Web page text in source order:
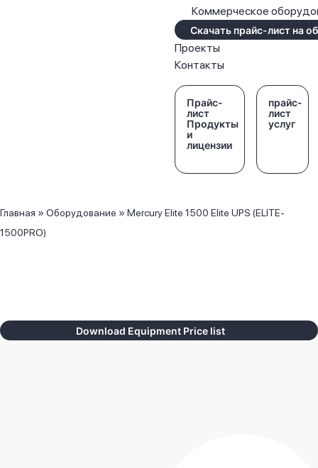
Коммерческое
Скачать прайс-лист на
Проекты
Контакты
Прайс-
лист
Продукты
и
лицензии
прайс-
лист
услуг
Главная » Оборудование » Mercury Elite 1500 Elite UPS (ELITE-
1500PRO)
Download Equipment Price list